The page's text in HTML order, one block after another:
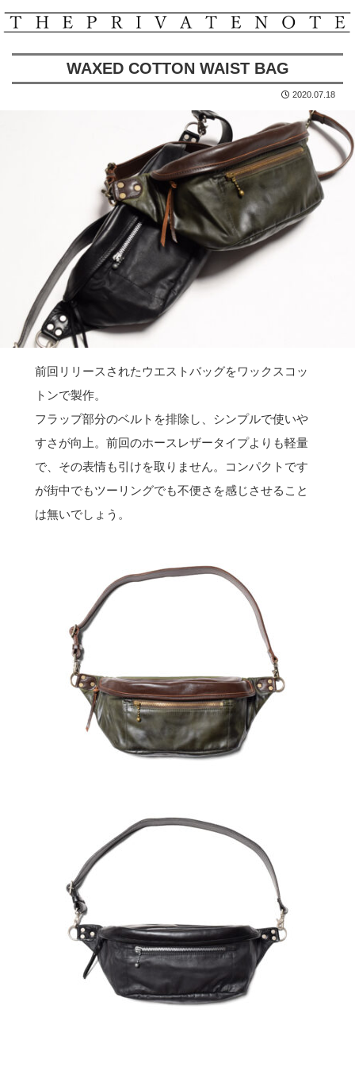
WAXED COTTON WAIST BAG
2020.07.18
前回リリースされたウエストバッグをワックスコッ
トンで製作。
フラップ部分のベルトを排除し、シンプルで使いや
すさが向上。前回のホースレザータイプよりも軽量
で、その表情も引けを取りません。コンパクトです
が街中でもツーリングでも不便さを感じさせること
は無いでしょう。